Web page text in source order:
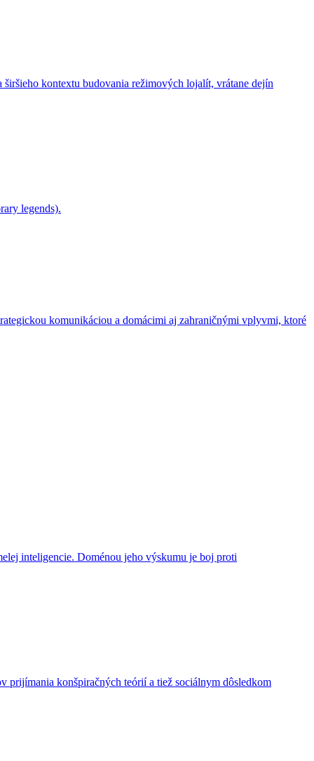
kontextu budovania režimových lojalít, vrátane dejín
legends).
komunikáciou a domácimi aj zahraničnými vplyvmi, ktoré
inteligencie. Doménou jeho výskumu je boj proti
prijímania konšpiračných teórií a tiež sociálnym dôsledkom